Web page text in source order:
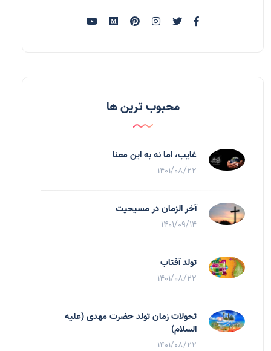
محبوب ترین ها
غایب، اما نه به اين معنا
1401/08/22
آخر الزمان در مسیحیت
1401/09/14
تولد آفتاب
1401/08/22
تحولات زمان تولد حضرت مهدی (علیه
السلام)
1401/08/22